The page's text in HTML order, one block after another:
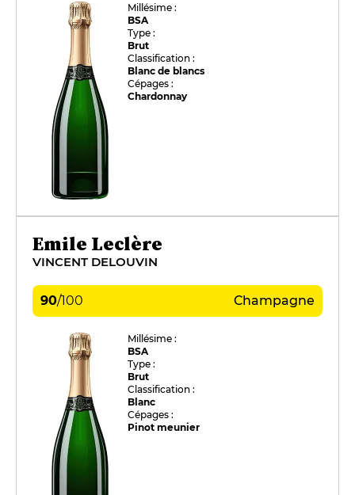
Millésime :
BSA
Type :
Brut
Classification :
Blanc de blancs
Cépages :
Chardonnay
Emile Leclère
VINCENT DELOUVIN
90/100 Champagne
Millésime :
BSA
Type :
Brut
Classification :
Blanc
Cépages :
Pinot meunier